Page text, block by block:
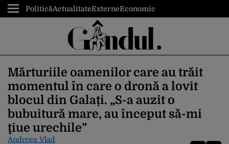
PoliticăActualitateExterneEconomic
Mărturiile oamenilor care au trăit
momentul în care o dronă a lovit
blocul din Galați. „S-a auzit o
bubuitură mare, au început să-mi
ţiue urechile”
Andreea Vlad